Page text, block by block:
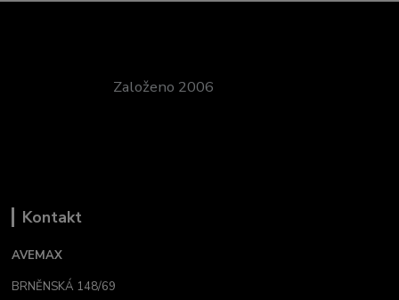
Založeno 2006
Kontakt
AVEMAX
BRNĚNSKÁ 148/69